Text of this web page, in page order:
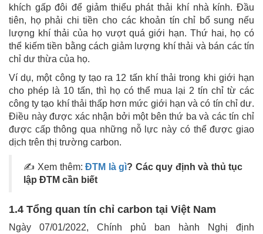
khích gấp đôi để giảm thiểu phát thải khí nhà kính. Đầu
tiên, họ phải chi tiền cho các khoản tín chỉ bổ sung nếu
lượng khí thải của họ vượt quá giới hạn. Thứ hai, họ có
thể kiếm tiền bằng cách giảm lượng khí thải và bán các tín
chỉ dư thừa của họ.
Ví dụ, một công ty tạo ra 12 tấn khí thải trong khi giới hạn
cho phép là 10 tấn, thì họ có thể mua lại 2 tín chỉ từ các
công ty tạo khí thải thấp hơn mức giới hạn và có tín chỉ dư.
Điều này được xác nhận bởi một bên thứ ba và các tín chỉ
được cấp thông qua những nỗ lực này có thể được giao
dịch trên thị trường carbon.
✍ Xem thêm: ĐTM là gì? Các quy định và thủ tục
lập ĐTM cần biết
1.4 Tổng quan tín chỉ carbon tại Việt Nam
Ngày 07/01/2022, Chính phủ ban hành Nghị định